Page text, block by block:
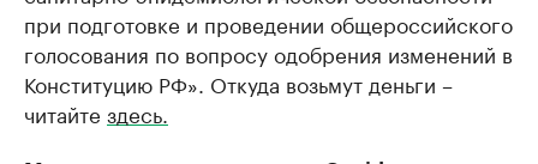
при подготовке и проведении общероссийского
голосования по вопросу одобрения изменений в
Конституцию РФ». Откуда возьмут деньги –
читайте здесь.